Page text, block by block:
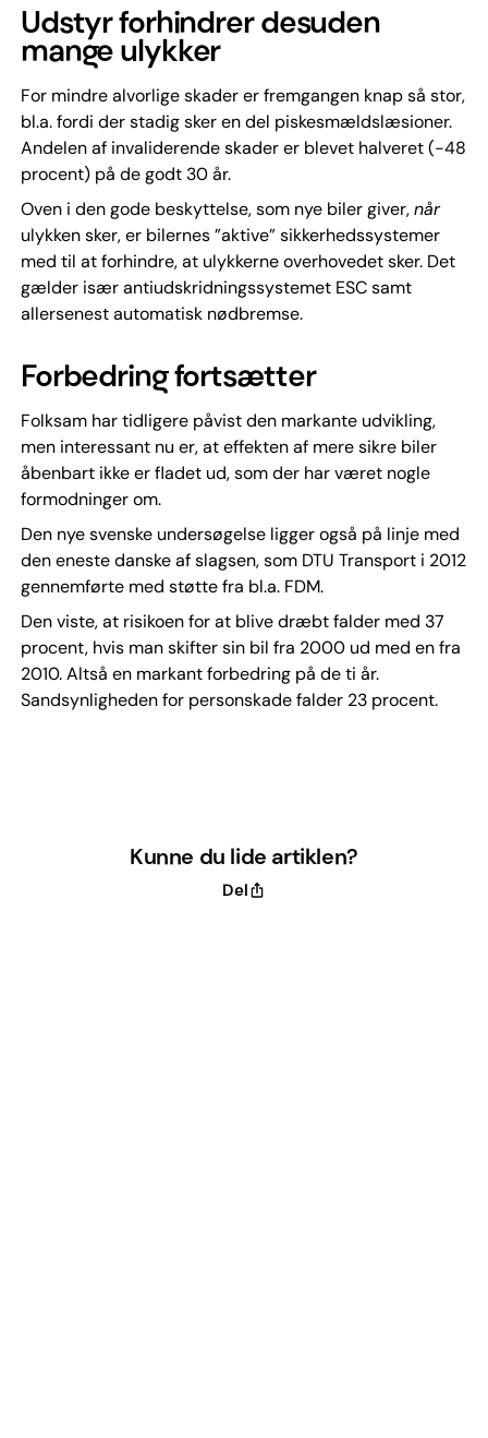
Udstyr forhindrer desuden
mange ulykker
For mindre alvorlige skader er fremgangen knap så stor,
bl.a. fordi der stadig sker en del piskesmældslæsioner.
Andelen af invaliderende skader er blevet halveret (-48
procent) på de godt 30 år.
Oven i den gode beskyttelse, som nye biler giver,når
ulykken sker, er bilernes ”aktive” sikkerhedssystemer
med til at forhindre, at ulykkerne overhovedet sker. Det
gælder især antiudskridningssystemet ESC samt
allersenest automatisk nødbremse.
Forbedring fortsætter
Folksam har tidligere påvist den markante udvikling,
men interessant nu er, at effekten af mere sikre biler
åbenbart ikke er fladet ud, som der har været nogle
formodninger om.
Den nye svenske undersøgelse ligger også på linje med
den eneste danske af slagsen, som DTU Transport i 2012
gennemførte med støtte fra bl.a. FDM.
Den viste, at risikoen for at blive dræbt falder med 37
procent, hvis man skifter sin bil fra 2000 ud med en fra
2010. Altså en markant forbedring på de ti år.
Sandsynligheden for personskade falder 23 procent.
Kunne du lide artiklen?
Del